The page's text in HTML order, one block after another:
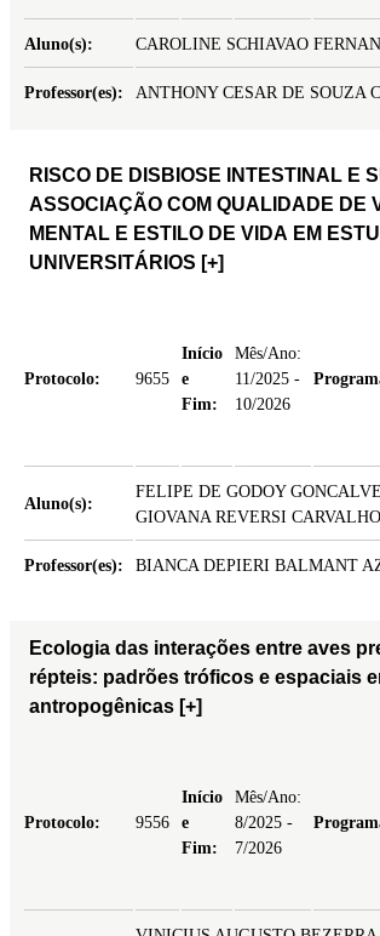
Aluno(s): CAROLINE SCHIAVAO
Professor(es): ANTHONY CESAR DE SOUZA
RISCO DE DISBIOSE INTESTINAL E
ASSOCIAÇÃO COM QUALIDADE DE
MENTAL E ESTILO DE VIDA EM
UNIVERSITÁRIOS [+]
Protocolo: 9655
Início
e
Fim:
Mês/Ano:
11/2025 -
10/2026
Aluno(s):
FELIPE DE GODOY
GIOVANA REVERSI CARVALHO
Professor(es): BIANCA DEPIERI BALMANT
Ecologia das interações entre aves
répteis: padrões tróficos e espaciais
antropogênicas [+]
Protocolo: 9556
Início
e
Fim:
Mês/Ano:
8/2025 -
7/2026